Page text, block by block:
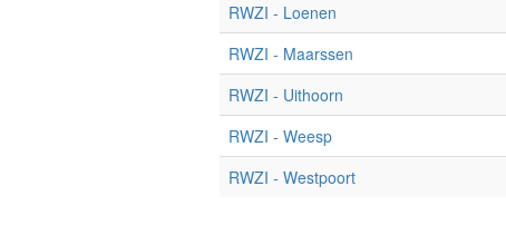
RWZI - Loenen
RWZI - Maarssen
RWZI - Uithoorn
RWZI - Weesp
RWZI - Westpoort